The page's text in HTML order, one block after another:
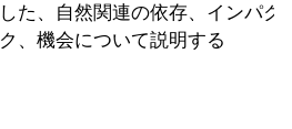
した、自然関連の依存、インパク
ク、機会について説明する